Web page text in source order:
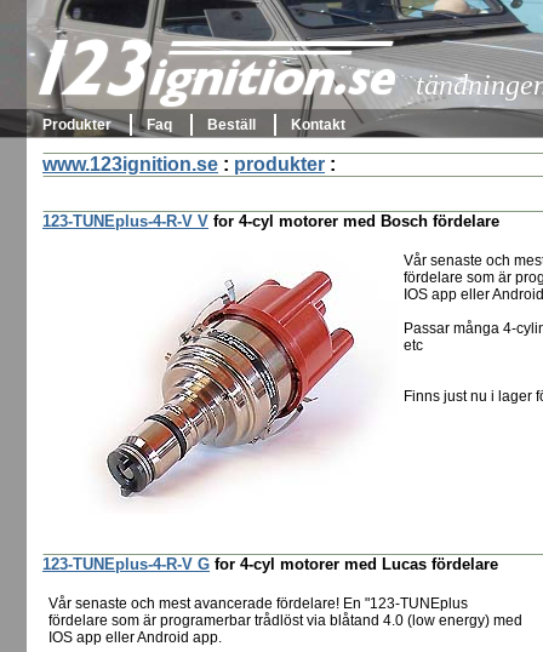
123ignition.se
Produkter Faq Beställ Kontakt
www.123ignition.se : produkter :
123-TUNEplus-4-R-V V for 4-cyl motorer med Bosch fördelare
Vår senaste och
fördelare som är
IOS app eller
Passar många 4-
etc
Finns just nu i lager
123-TUNEplus-4-R-V G for 4-cyl motorer med Lucas fördelare
Vår senaste och mest avancerade fördelare! En "123-TUNEplus
fördelare som är programerbar trådlöst via blåtand 4.0 (low energy) med
IOS app eller Android app.